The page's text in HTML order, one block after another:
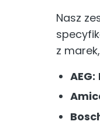
Nasz
z
AEG: